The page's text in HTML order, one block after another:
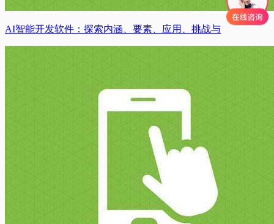
AI智能开发软件：探索内涵、要素、应用、挑战与